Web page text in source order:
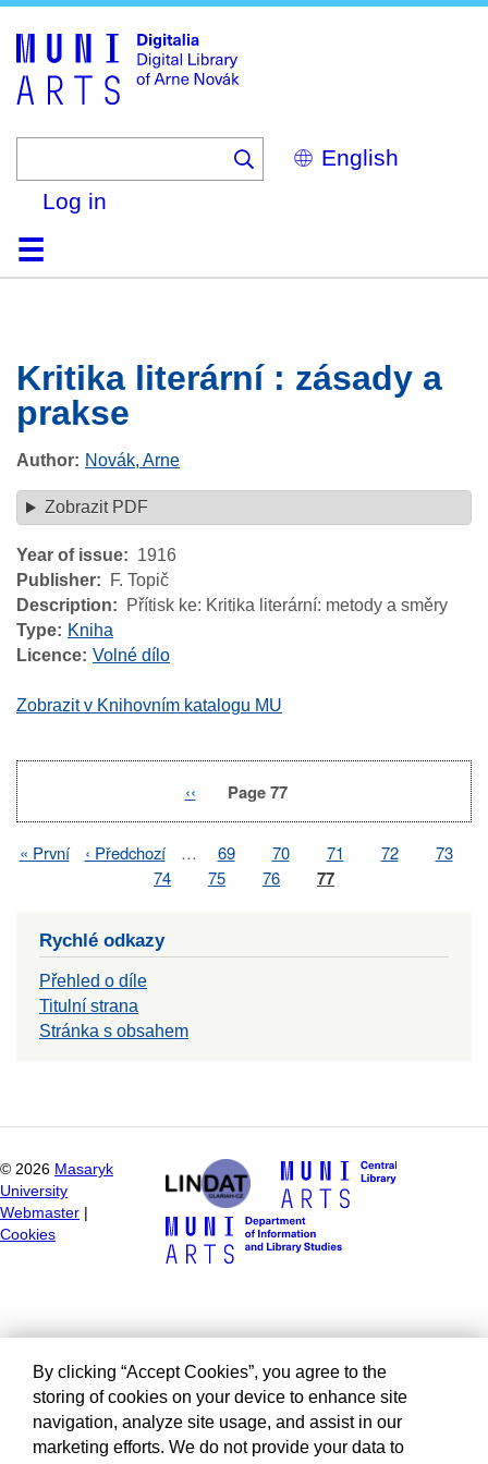
Select
your
Log in
HomeBrowse
Search
About
HelpContactDigitalia
Kritika literární : zásady a
prakse
Author Novák, Arne
Zobrazit PDF
Year of issue
1916
Publisher
F. Topič
Description
Přítisk ke: Kritika literární: metody a směry
Type
Kniha
Licence Volné dílo
Zobrazit v Knihovním katalogu MU
Previous
‹‹ Page 77
First
« První
Previous
‹ Předchozí … Page
69 Page
70 Page
71 Page
72 Page
73
Page
74 Page
75 Page
76 Page
77
Rychlé odkazy
Přehled o díle
Titulní strana
Stránka s obsahem
© 2026 Masaryk
University
Webmaster
Cookies
By clicking “Accept Cookies”, you agree to the
storing of cookies on your device to enhance site
navigation, analyze site usage, and assist in our
marketing efforts. We do not provide your data to